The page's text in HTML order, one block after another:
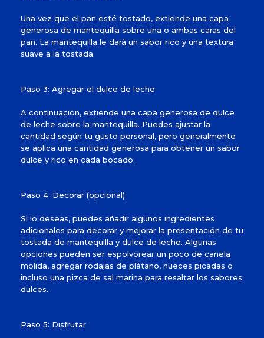
Una vez que el pan esté tostado, extiende una capa
generosa de mantequilla sobre una o ambas caras del
pan. La mantequilla le dará un sabor rico y una textura
suave a la tostada.
Paso 3: Agregar el dulce de leche
A continuación, extiende una capa generosa de dulce
de leche sobre la mantequilla. Puedes ajustar la
cantidad según tu gusto personal, pero generalmente
se aplica una cantidad generosa para obtener un sabor
dulce y rico en cada bocado.
Paso 4: Decorar (opcional)
Si lo deseas, puedes añadir algunos ingredientes
adicionales para decorar y mejorar la presentación de tu
tostada de mantequilla y dulce de leche. Algunas
opciones pueden ser espolvorear un poco de canela
molida, agregar rodajas de plátano, nueces picadas o
incluso una pizca de sal marina para resaltar los sabores
dulces.
Paso 5: Disfrutar